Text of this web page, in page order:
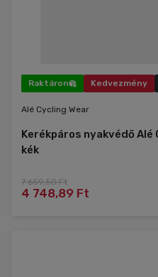
Raktáron Kedvezmény
Alé Cycling Wear
Kerékpáros nyakvédő Alé
kék
7 659,50 Ft
4 748,89 Ft